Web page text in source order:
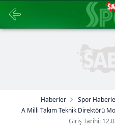
Haberler Spor
A Milli Takım Teknik Direktörü
Giriş Tarihi: